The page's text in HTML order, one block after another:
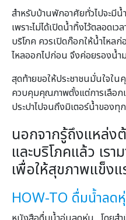
สำหรับบ้านพักอาศัยทั่วไปจะมี
เพราะไม่ได้เปิดน้ำทิ้งไว้ตลอดเ
บริโภค ควรเปิดก๊อกให้น้ำไหล
ไหลออกไปก่อน จึงค่อยรองน้ำ
สุดท้ายขอให้ประชาชนมั่นใจใน
ควบคุมคุณภาพตั้งแต่การเลือ
ประปาไปจนถึงมิเตอร์น้ำของทุ
นอกจากรู้ถึงแหล่ง
และบริโภคแล้ว เร
เพื่อให้สุขภาพแข็ง
HOW-TO ดื่มน้ำลด